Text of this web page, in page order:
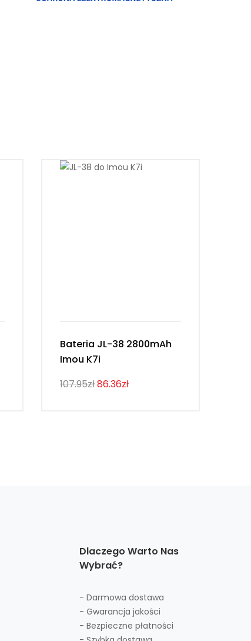
Bateria JL-38 2800mAh
Imou K7i
107.95zł86.36zł
Dlaczego Warto Nas
Wybrać?
- Darmowa dostawa
- Gwarancja jakości
- Bezpieczne płatności